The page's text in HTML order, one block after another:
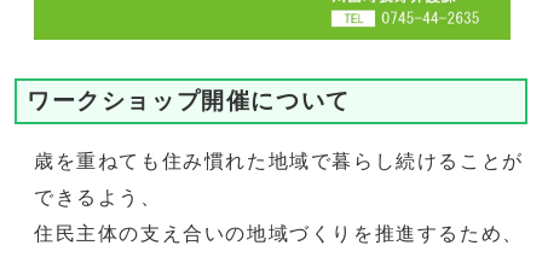
ワークショップ開催について
歳を重ねても住み慣れた地域で暮らし続けることが
できるよう、
住民主体の支え合いの地域づくりを推進するため、